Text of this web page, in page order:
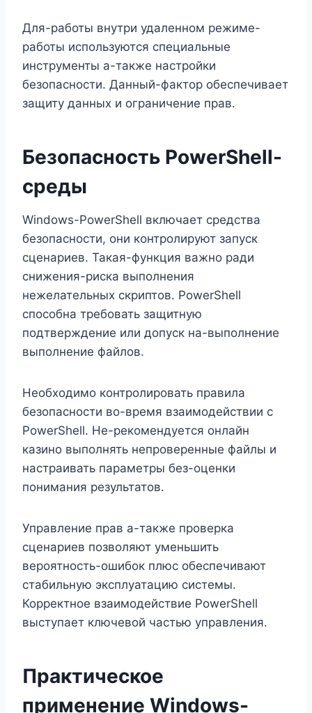
Для-работы внутри удаленном режиме-
работы используются специальные
инструменты а-также настройки
безопасности. Данный-фактор обеспечивает
защиту данных и ограничение прав.
Безопасность PowerShell-
среды
Windows-PowerShell включает средства
безопасности, они контролируют запуск
сценариев. Такая-функция важно ради
снижения-риска выполнения
нежелательных скриптов. PowerShell
способна требовать защитную
подтверждение или допуск на-выполнение
выполнение файлов.
Необходимо контролировать правила
безопасности во-время взаимодействии с
PowerShell. Не-рекомендуется онлайн
казино выполнять непроверенные файлы и
настраивать параметры без-оценки
понимания результатов.
Управление прав а-также проверка
сценариев позволяют уменьшить
вероятность-ошибок плюс обеспечивают
стабильную эксплуатацию системы.
Корректное взаимодействие PowerShell
выступает ключевой частью управления.
Практическое
применение Windows-